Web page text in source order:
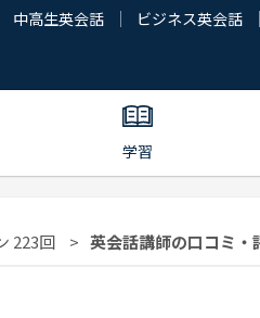
中高生英会話 ビジネス英会話
学習
223回 英会話講師の口コミ